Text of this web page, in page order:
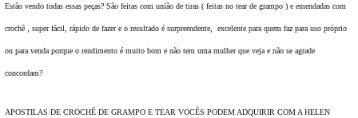
Estão vendo todas essas peças? São feitas com união de tiras ( feitas no tear de grampo ) e emendadas com
crochê , super fácil, rápido de fazer e o resultado é surpreendente, excelente para quem faz para uso próprio
ou para venda porque o rendimento é muito bom e não tem uma mulher que veja e não se agrade
concordam?
APOSTILAS DE CROCHÊ DE GRAMPO E TEAR VOCÊS PODEM ADQUIRIR COM A HELEN